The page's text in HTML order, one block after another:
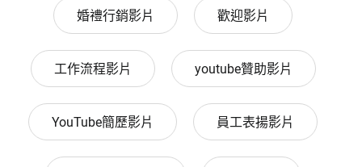
婚禮行銷影片 歡迎影片
工作流程影片 youtube贊助影片
YouTube簡歷影片 員工表揚影片